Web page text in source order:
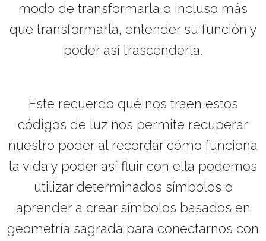
modo de transformarla o incluso más
que transformarla, entender su función y
poder así trascenderla.
Este recuerdo qué nos traen estos
códigos de luz nos permite recuperar
nuestro poder al recordar cómo funciona
la vida y poder así fluir con ella podemos
utilizar determinados símbolos o
aprender a crear símbolos basados en
geometría sagrada para conectarnos con